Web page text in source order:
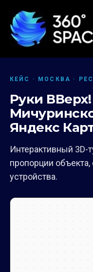
КЕЙС · МОСКВА ·
Руки
Яндекс
Интерактивный 3D-
пропорции
устройства.